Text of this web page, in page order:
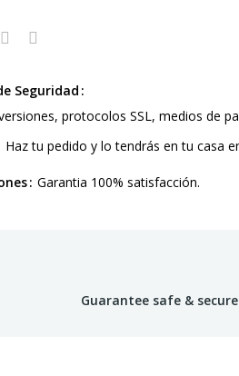
Seguridad
protocolos SSL, medios de
Haz tu pedido y lo tendrás en tu casa
Garantia 100% satisfacción.
Guarantee safe &